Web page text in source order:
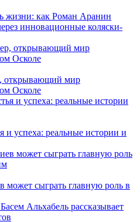
жизни: как Роман Аранин
инновационные коляски-
открывающий мир
Осколе
и успеха: реальные истории и
может сыграть главную роль в